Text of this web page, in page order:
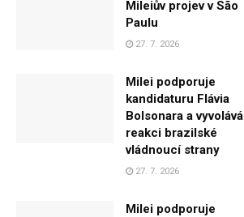
Mileiův projev v São
Paulu
27. 7. 2026
Milei podporuje
kandidaturu Flávia
Bolsonara a vyvolává
reakci brazilské
vládnoucí strany
27. 7. 2026
Milei podporuje